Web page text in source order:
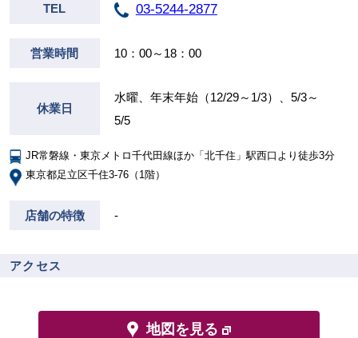
TEL 03-5244-2877
営業時間 10：00～18：00
休業日
水曜、年末年始（12/29～1/3）、5/3～
5/5
JR常磐線・東京メトロ千代田線ほか「北千住」駅西口より徒歩3分
東京都足立区千住3-76（1階）
店舗の特徴 -
アクセス
地図を見る